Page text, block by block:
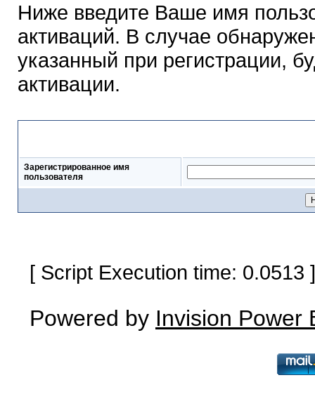
Ниже введите Ваше имя
активаций. В случае
указанный при регистрации,
активации.
Зарегистрированное имя
пользователя
[ Script Execution time:
Powered by Invision Power